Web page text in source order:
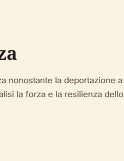
nonostante la deportazione a
la forza e la resilienza dello